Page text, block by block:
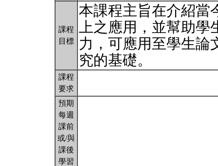
課程
目標
本課程主旨在介紹當
上之應用，並幫助學
力，可應用至學生論
究的基礎。
課程
要求
預期
每週
課前
或/與
課後
學習